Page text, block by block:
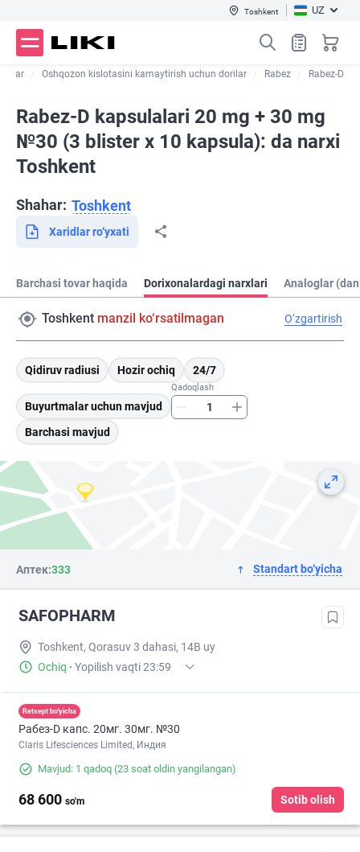
Toshkent UZ
Oshqozon kislotasini kamaytirish uchun dorilar Rabez Rabez-D
Rabez-D kapsulalari 20 mg + 30 mg
№30 (3 blister х 10 kapsula): da narxi
Toshkent
Shahar: Toshkent
Xaridlar ro‘yxati
Barchasi tovar haqida Dorixonalardagi narxlari Analoglar
Toshkent manzil ko‘rsatilmagan O‘zgartirish
Qidiruv radiusi Hozir ochiq 24/7
Buyurtmalar uchun mavjud
Qadoqlash
Barchasi mavjud
Аптек:333 Standart bo‘yicha
SAFOPHARM
Toshkent, Qorasuv 3 dahasi, 14B uy
Ochiq · Yopilish vaqti 23:59
Retsept bo'yicha
Рабез-D капс. 20мг. 30мг. №30
Claris Lifesciences Limited, Индия
Mavjud: 1 qadoq (23 soat oldin yangilangan)
68 600 so'm Sotib olish